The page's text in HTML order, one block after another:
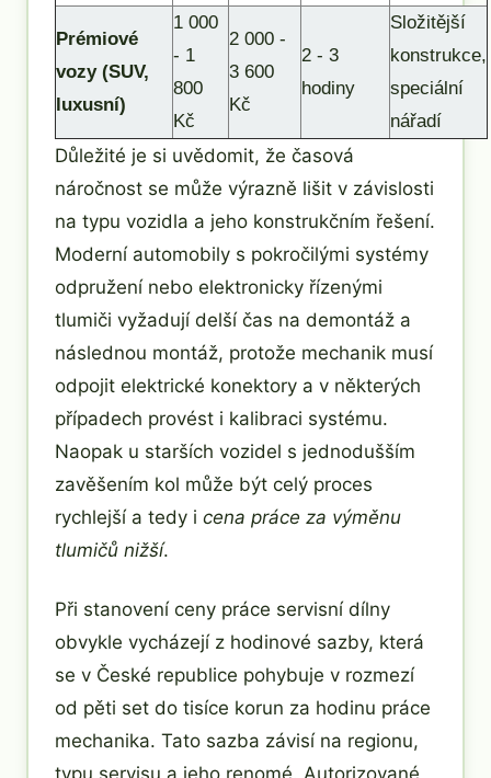
Prémiové
vozy (SUV,
luxusní)
1 000
- 1
800
Kč
2 000 -
3 600
Kč
2 - 3
hodiny
Složitější
konstrukce,
speciální
nářadí
Důležité je si uvědomit, že časová
náročnost se může výrazně lišit v závislosti
na typu vozidla a jeho konstrukčním řešení.
Moderní automobily s pokročilými systémy
odpružení nebo elektronicky řízenými
tlumiči vyžadují delší čas na demontáž a
následnou montáž, protože mechanik musí
odpojit elektrické konektory a v některých
případech provést i kalibraci systému.
Naopak u starších vozidel s jednodušším
zavěšením kol může být celý proces
rychlejší a tedy i cena práce za výměnu
tlumičů nižší.
Při stanovení ceny práce servisní dílny
obvykle vycházejí z hodinové sazby, která
se v České republice pohybuje v rozmezí
od pěti set do tisíce korun za hodinu práce
mechanika. Tato sazba závisí na regionu,
typu servisu a jeho renomé. Autorizované